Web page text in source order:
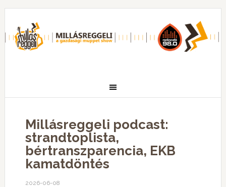
Millásreggeli podcast:
strandtoplista,
bértranszparencia, EKB
kamatdöntés
2026-06-08